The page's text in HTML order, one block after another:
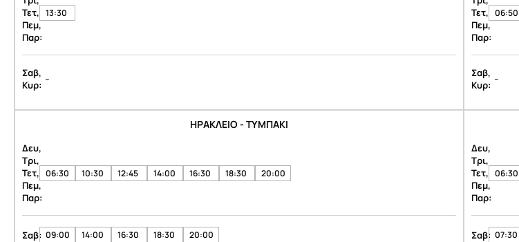
Τετ,
Πεμ,
Παρ:
13:30
Σαβ,
Κυρ: -
Τετ,
Πεμ,
Παρ:
06:50
Σαβ,
Κυρ: -
ΗΡΑΚΛΕΙΟ - ΤΥΜΠΑΚΙ
Δευ,
Τρι,
Τετ,
Πεμ,
Παρ:
06:30 10:30 12:45 14:00 16:30 18:30 20:00
Σαβ: 09:00 14:00 16:30 18:30 20:00
Δευ,
Τρι,
Τετ,
Πεμ,
Παρ:
06:30
Σαβ: 07:30